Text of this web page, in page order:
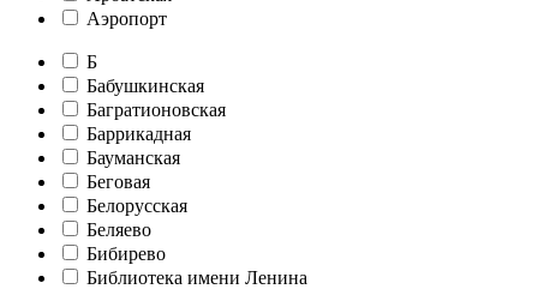
Аэропорт
Б
Бабушкинская
Багратионовская
Баррикадная
Бауманская
Беговая
Белорусская
Беляево
Бибирево
Библиотека имени Ленина